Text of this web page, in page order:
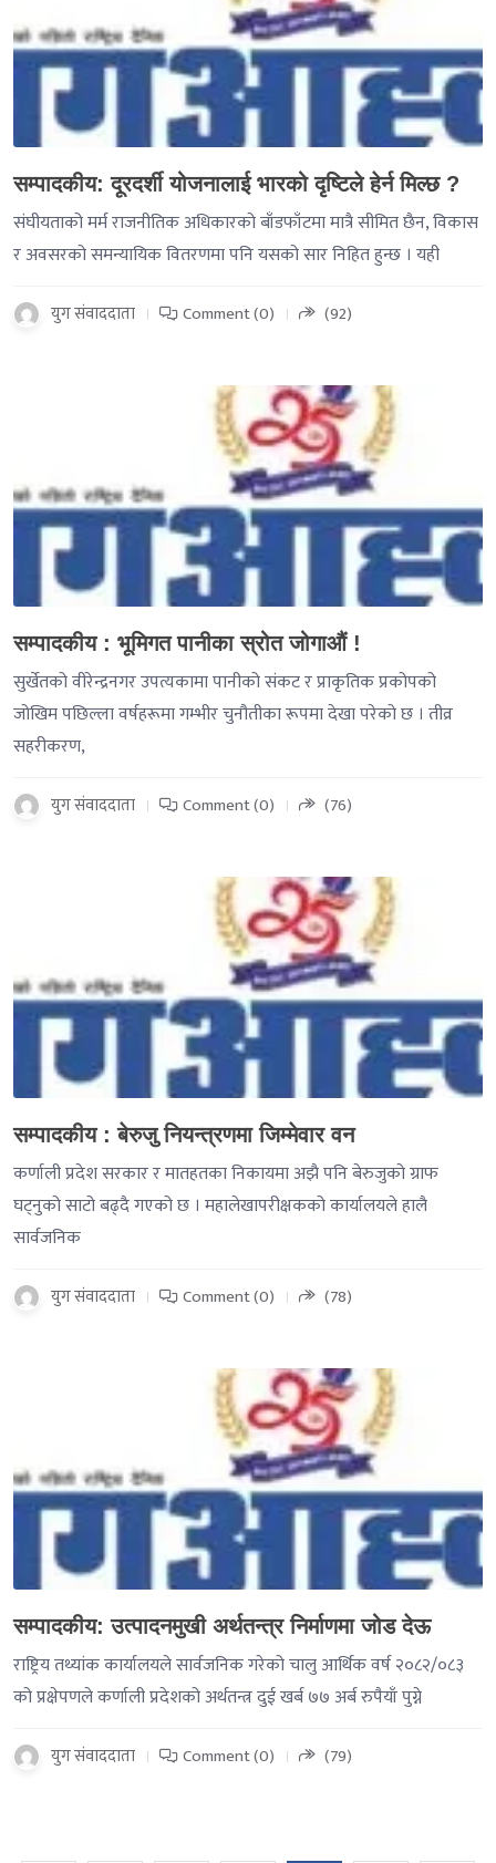
सम्पादकीय: दूरदर्शी योजनालाई भारको दृष्टिले हेर्न मिल्छ ?
संघीयताको मर्म राजनीतिक अधिकारको बाँडफाँटमा मात्रै सीमित छैन, विकास
र अवसरको समन्यायिक वितरणमा पनि यसको सार निहित हुन्छ । यही
युग संवाददाता Comment (0) (92)
सम्पादकीय : भूमिगत पानीका स्रोत जोगाऔं !
सुर्खेतको वीरेन्द्रनगर उपत्यकामा पानीको संकट र प्राकृतिक प्रकोपको
जोखिम पछिल्ला वर्षहरूमा गम्भीर चुनौतीका रूपमा देखा परेको छ । तीव्र
सहरीकरण,
युग संवाददाता Comment (0) (76)
सम्पादकीय : बेरुजु नियन्त्रणमा जिम्मेवार वन
कर्णाली प्रदेश सरकार र मातहतका निकायमा अझै पनि बेरुजुको ग्राफ
घट्नुको साटो बढ्दै गएको छ । महालेखापरीक्षकको कार्यालयले हालै
सार्वजनिक
युग संवाददाता Comment (0) (78)
सम्पादकीय: उत्पादनमुखी अर्थतन्त्र निर्माणमा जोड देऊ
राष्ट्रिय तथ्यांक कार्यालयले सार्वजनिक गरेको चालु आर्थिक वर्ष २०८२/०८३
को प्रक्षेपणले कर्णाली प्रदेशको अर्थतन्त्र दुई खर्ब ७७ अर्ब रुपैयाँ पुग्ने
युग संवाददाता Comment (0) (79)